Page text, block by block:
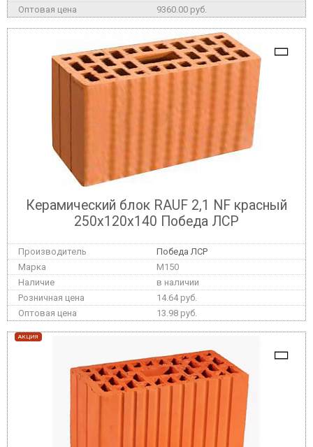
9360.00 руб.
Керамический блок RAUF 2,1 NF красный
250x120x140 Победа ЛСР
Победа ЛСР
M150
в наличии
14.64 руб.
13.98 руб.
АКЦИЯ